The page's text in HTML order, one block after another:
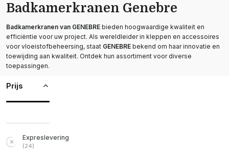
Badkamerkranen Genebre
Badkamerkranen van GENEBRE bieden hoogwaardige kwaliteit en
efficiëntie voor uw project. Als wereldleider in kleppen en accessoires
voor vloeistofbeheersing, staat GENEBRE bekend om haar innovatie en
toewijding aan kwaliteit. Ontdek hun assortiment voor diverse
toepassingen.
Prijs
Expreslevering
(24)